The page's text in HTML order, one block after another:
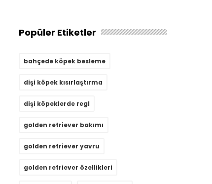
Popüler Etiketler
bahçede köpek besleme
dişi köpek kısırlaştırma
dişi köpeklerde regl
golden retriever bakımı
golden retriever yavru
golden retriever özellikleri